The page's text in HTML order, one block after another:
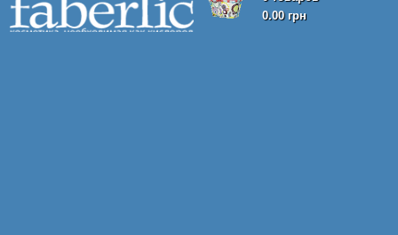
0.00 грн
Корзина покупок пуста!